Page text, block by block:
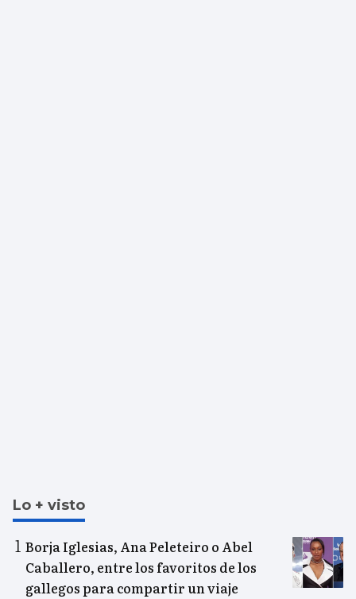
Lo + visto
Borja Iglesias, Ana Peleteiro o Abel
Caballero, entre los favoritos de los
gallegos para compartir un viaje